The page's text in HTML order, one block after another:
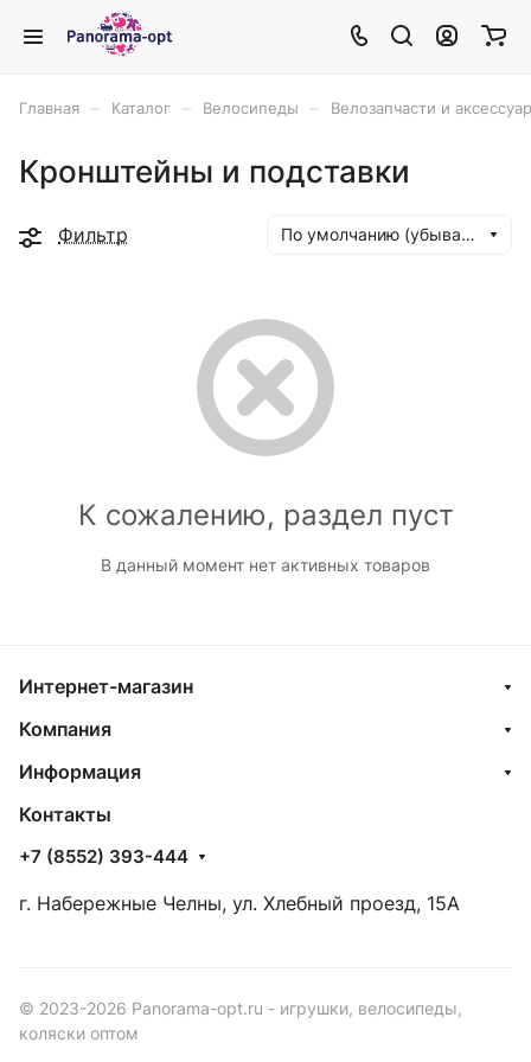
Главная Каталог Велосипеды Велозапчасти и
Кронштейны и подставки
Фильтр По умолчанию (убывание)
К сожалению, раздел пуст
В данный момент нет активных товаров
Интернет-магазин
Компания
Информация
Контакты
+7 (8552) 393-444
г. Набережные Челны, ул. Хлебный проезд, 15А
© 2023-2026 Panorama-opt.ru - игрушки, велосипеды,
коляски оптом